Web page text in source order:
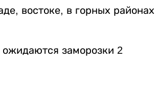
востоке, в горных районах
ожидаются заморозки 2